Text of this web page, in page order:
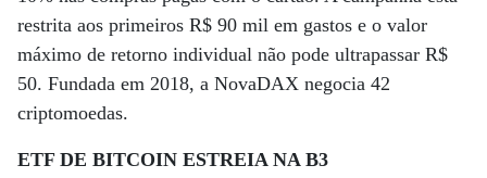
restrita aos primeiros R$ 90 mil em gastos e o valor
máximo de retorno individual não pode ultrapassar R$
50. Fundada em 2018, a NovaDAX negocia 42
criptomoedas.
ETF DE BITCOIN ESTREIA NA B3